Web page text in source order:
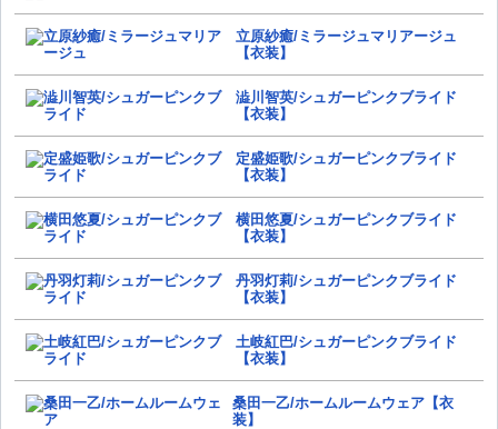
立原紗癒/ミラージュマリアージュ
【衣装】
澁川智英/シュガーピンクブライド
【衣装】
定盛姫歌/シュガーピンクブライド
【衣装】
横田悠夏/シュガーピンクブライド
【衣装】
丹羽灯莉/シュガーピンクブライド
【衣装】
土岐紅巴/シュガーピンクブライド
【衣装】
桑田一乙/ホームルームウェア【衣
装】